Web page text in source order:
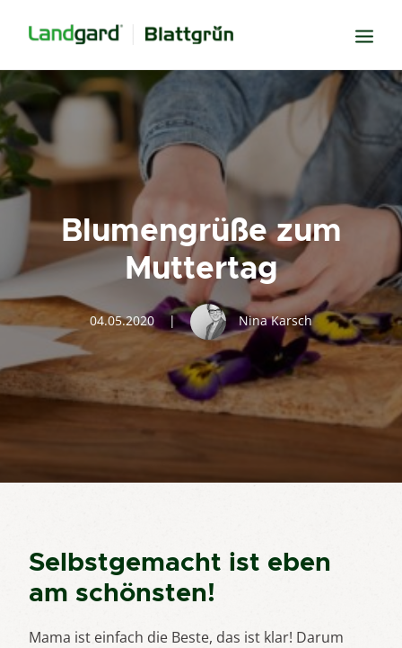
Neugier
Inspiration
Verbundenheit
Transparenz
Freude
Erfolg
Miteinander
Wissen
Suche
Blumengrüße zum
Muttertag
04.05.2020 | Nina Karsch
Selbstgemacht ist eben
am schönsten!
Mama ist einfach die Beste, das ist klar! Darum